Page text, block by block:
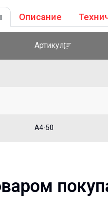
Описание
Артикул
А4-50